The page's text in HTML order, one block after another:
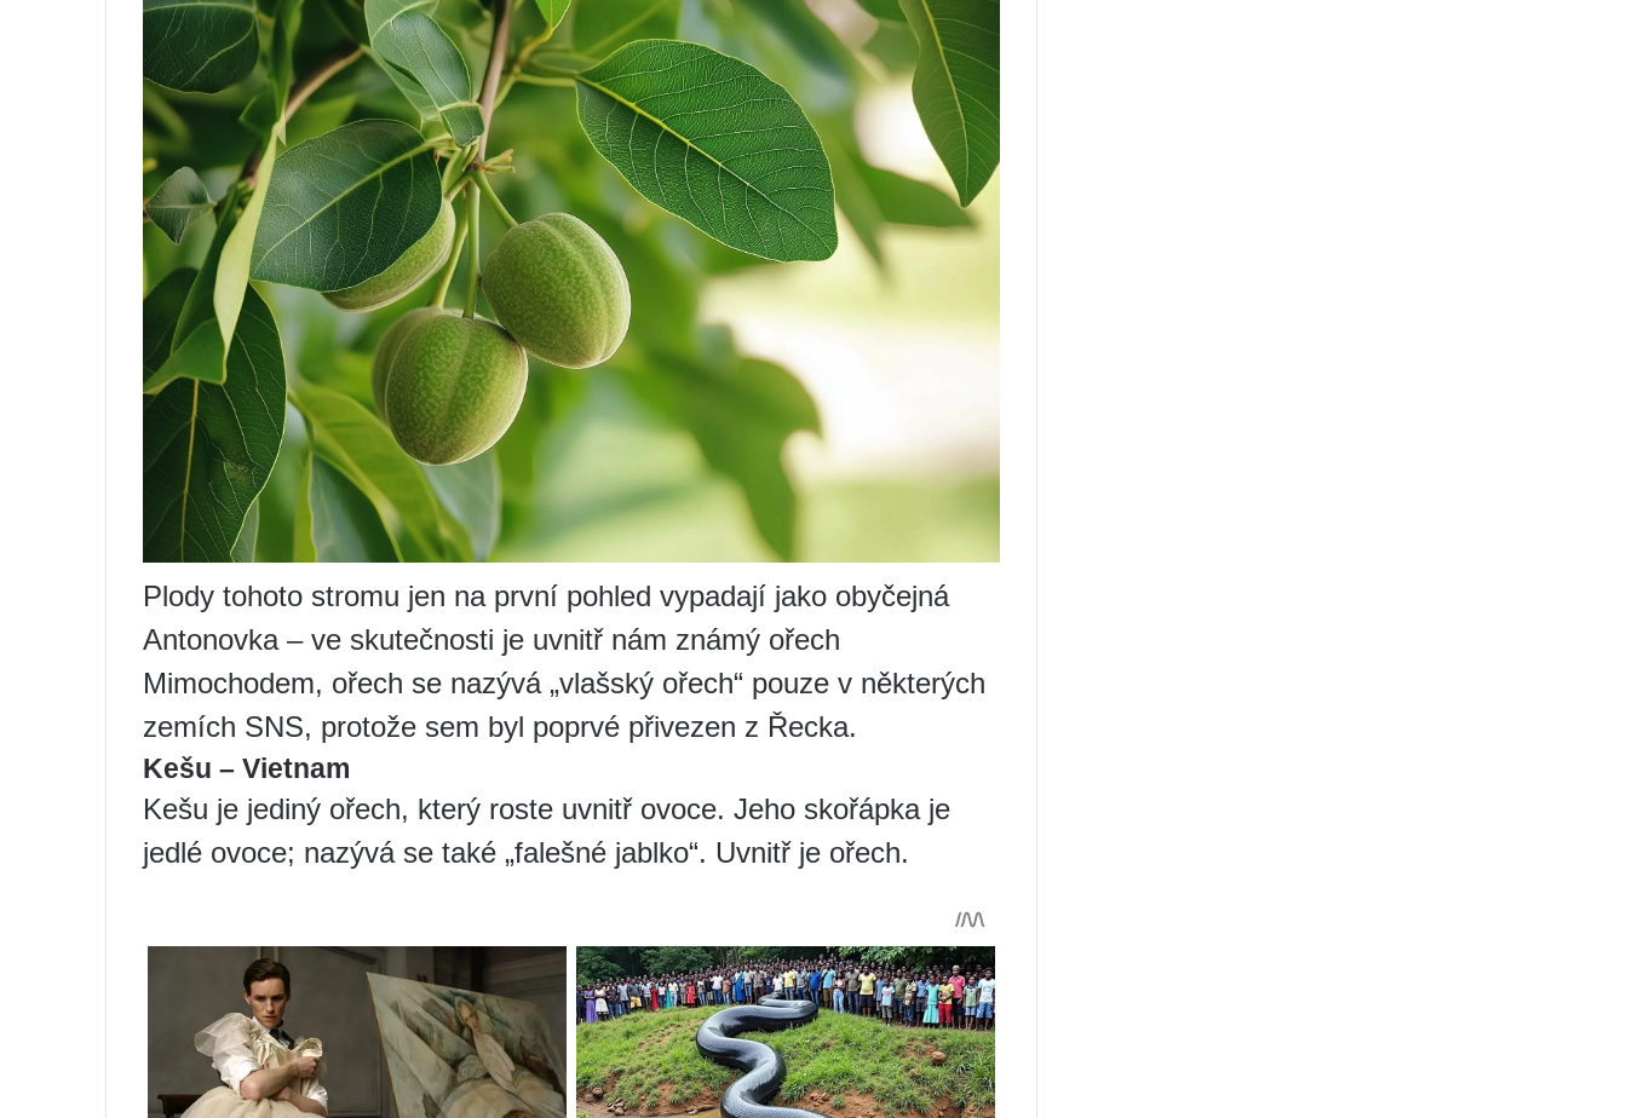
Plody tohoto stromu jen na první pohled vypadají jako obyčejná
Antonovka – ve skutečnosti je uvnitř nám ​​známý ořech
Mimochodem, ořech se nazývá „vlašský ořech“ pouze v některých
zemích SNS, protože sem byl poprvé přivezen z Řecka.
Kešu – Vietnam
Kešu je jediný ořech, který roste uvnitř ovoce. Jeho skořápka je
jedlé ovoce; nazývá se také „falešné jablko“. Uvnitř je ořech.